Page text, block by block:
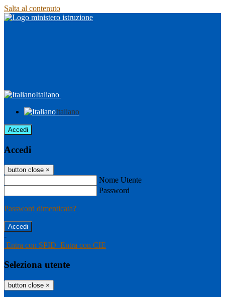
Salta al contenuto
Italiano
Italiano
Accedi
Accedi
button close ×
Nome Utente
Password
Password dimenticata?
-
Entra con SPID Entra con CIE
Seleziona utente
button close ×